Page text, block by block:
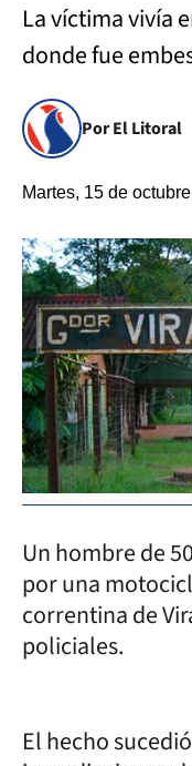
La víctima vivía
donde fue
Por El Litoral
Martes, 15 de
Un hombre de
por una
correntina de
policiales.
El hecho